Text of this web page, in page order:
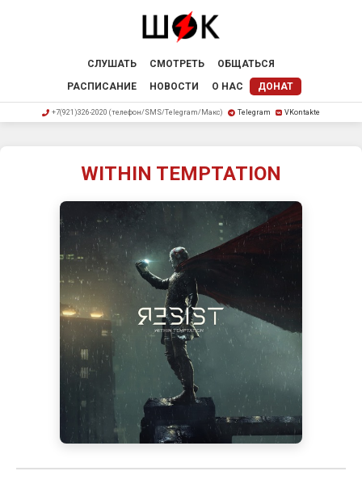
СЛУШАТЬ СМОТРЕТЬ
ОБЩАТЬСЯ
РАСПИСАНИЕ
НОВОСТИ О НАС ДОНАТ
+7(921)326-2020 (телефон/SMS/Telegram/Макс) Telegram VKontakte
WITHIN TEMPTATION